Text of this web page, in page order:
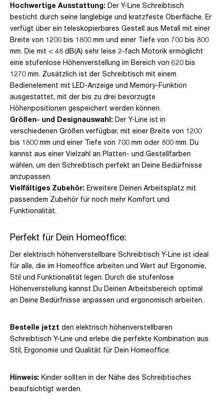
Hochwertige Ausstattung: Der Y-Line Schreibtisch
besticht durch seine langlebige und kratzfeste Oberfläche. Er
verfügt über ein teleskopierbares Gestell aus Metall mit einer
Breite von 1200 bis 1800 mm und einer Tiefe von 700 bis 800
mm. Die mit < 48 dB(A) sehr leise 2-fach Motorik ermöglicht
eine stufenlose Höhenverstellung im Bereich von 620 bis
1270 mm. Zusätzlich ist der Schreibtisch mit einem
Bedienelement mit LED-Anzeige und Memory-Funktion
ausgestattet, mit der bis zu drei bevorzugte
Höhenpositionen gespeichert werden können.
Größen- und Designauswahl: Der Y-Line ist in
verschiedenen Größen verfügbar, mit einer Breite von 1200
bis 1800 mm und einer Tiefe von 700 mm oder 800 mm. Du
kannst aus einer Vielzahl an Platten- und Gestellfarben
wählen, um den Schreibtisch perfekt an Deine Bedürfnisse
anzupassen.
Vielfältiges Zubehör: Erweitere Deinen Arbeitsplatz mit
passendem Zubehör für noch mehr Komfort und
Funktionalität.
Perfekt für Dein Homeoffice:
Der elektrisch höhenverstellbare Schreibtisch Y-Line ist ideal
für alle, die im Homeoffice arbeiten und Wert auf Ergonomie,
Stil und Funktionalität legen. Durch die stufenlose
Höhenverstellung kannst Du Deinen Arbeitsbereich optimal
an Deine Bedürfnisse anpassen und ergonomisch arbeiten.
Bestelle jetzt den elektrisch höhenverstellbaren
Schreibtisch Y-Line und erlebe die perfekte Kombination aus
Stil, Ergonomie und Qualität für Dein Homeoffice.
Hinweis: Kinder sollten in der Nähe des Schreibtisches
beaufsichtigt werden.